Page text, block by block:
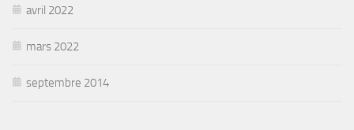
avril 2022
mars 2022
septembre 2014